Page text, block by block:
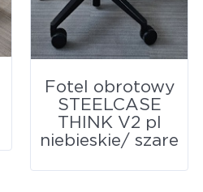
Fotel obrotowy
STEELCASE
THINK V2 pl
niebieskie/ szare